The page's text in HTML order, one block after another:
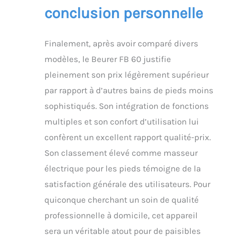
conclusion personnelle
Finalement, après avoir comparé divers
modèles, le Beurer FB 60 justifie
pleinement son prix légèrement supérieur
par rapport à d’autres bains de pieds moins
sophistiqués. Son intégration de fonctions
multiples et son confort d’utilisation lui
confèrent un excellent rapport qualité-prix.
Son classement élevé comme masseur
électrique pour les pieds témoigne de la
satisfaction générale des utilisateurs. Pour
quiconque cherchant un soin de qualité
professionnelle à domicile, cet appareil
sera un véritable atout pour de paisibles